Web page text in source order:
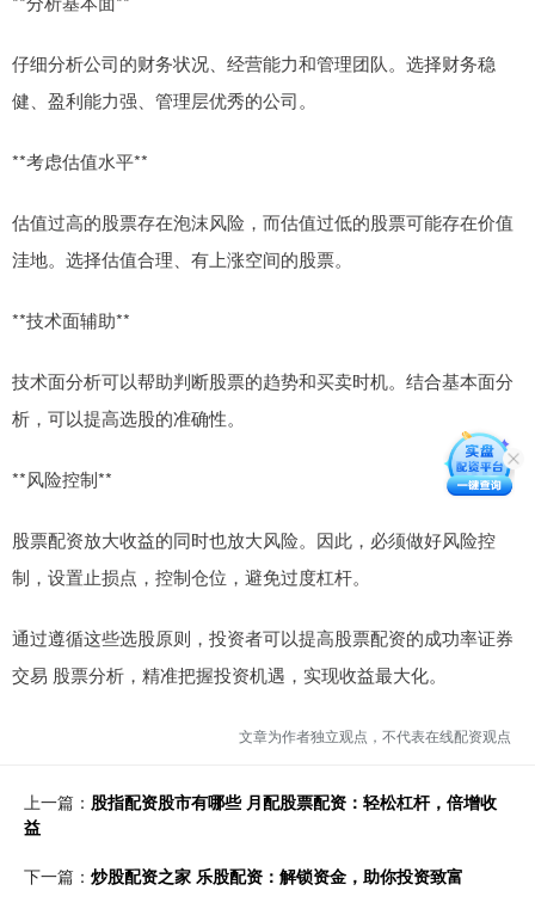
仔细分析公司的财务状况、经营能力和管理团队。选择财务稳
健、盈利能力强、管理层优秀的公司。
**考虑估值水平**
估值过高的股票存在泡沫风险，而估值过低的股票可能存在价值
洼地。选择估值合理、有上涨空间的股票。
**技术面辅助**
技术面分析可以帮助判断股票的趋势和买卖时机。结合基本面分
析，可以提高选股的准确性。
**风险控制**
股票配资放大收益的同时也放大风险。因此，必须做好风险控
制，设置止损点，控制仓位，避免过度杠杆。
通过遵循这些选股原则，投资者可以提高股票配资的成功率证券
交易 股票分析，精准把握投资机遇，实现收益最大化。
文章为作者独立观点，不代表在线配资观点
上一篇： 股指配资股市有哪些 月配股票配资：轻松杠杆，倍增收
益
下一篇： 炒股配资之家 乐股配资：解锁资金，助你投资致富